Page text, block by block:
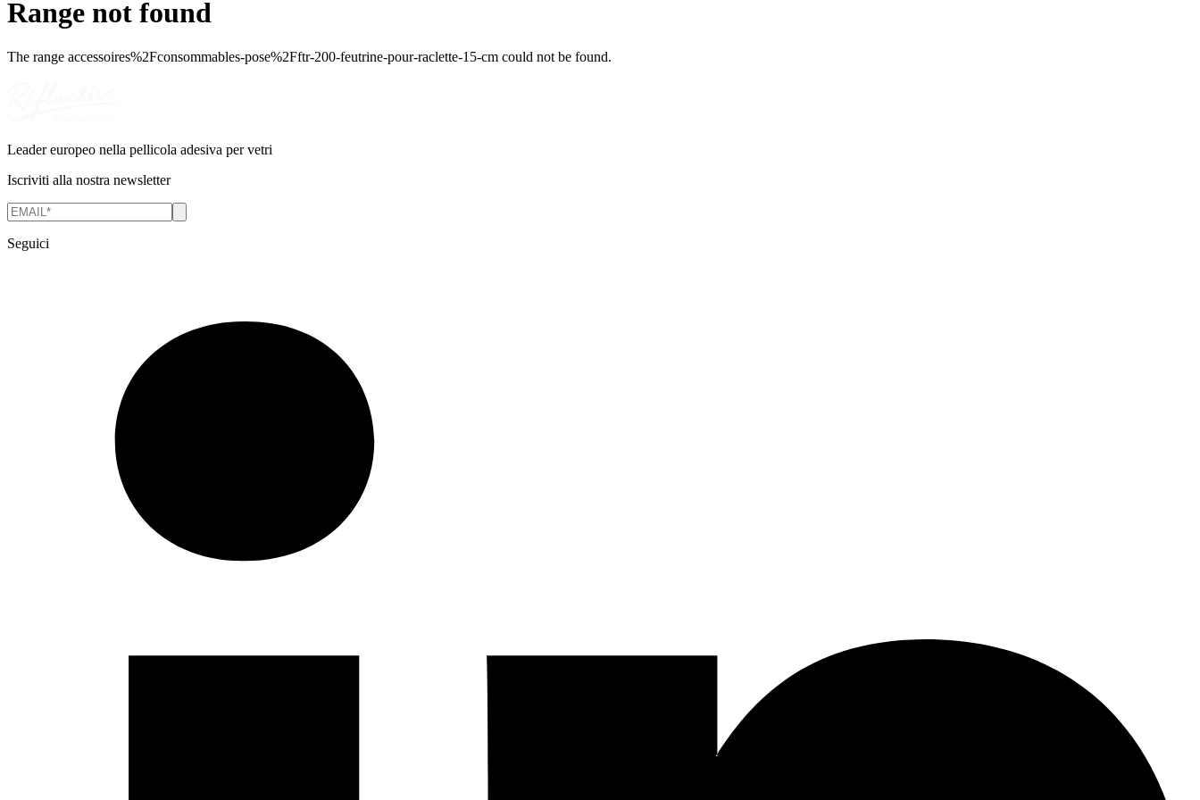
Range not found
The range accessoires%2Fconsommables-pose%2Fftr-200-feutrine-pour-raclette-15-cm could not be found.
Leader europeo nella pellicola adesiva per vetri
Iscriviti alla nostra newsletter
Seguici